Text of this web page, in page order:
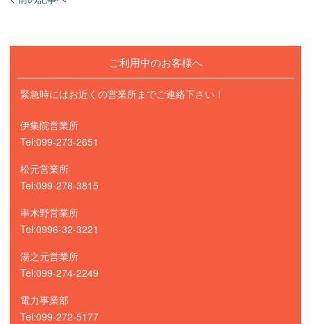
ご利用中のお客様へ
緊急時にはお近くの営業所までご連絡下さい！
伊集院営業所
Tel:099-273-2651
松元営業所
Tel:099-278-3815
串木野営業所
Tel:0996-32-3221
湯之元営業所
Tel:099-274-2249
電力事業部
Tel:099-272-5177